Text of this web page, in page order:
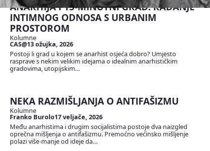
ANARHIJA I 15-MINUTNI GRAD: RAĐANJE
INTIMNOG ODNOSA S URBANIM
PROSTOROM
Kolumne
CAS@13 ožujka, 2026
Postoji li grad u kojem se anarhist osjeća dobro? Umjesto
rasprave s nekim velikim idejama o idealnim anarhističkim
gradovima, utopijskim…
NEKA RAZMIŠLJANJA O ANTIFAŠIZMU
Kolumne
Franko Burolo17 veljače, 2026
Među anarhistima i drugim socijalistima postoje dva naizgled
oprečna mišljenja o antifašizmu. Premoćno većinsko mišljenje
polazi više-manje od ideje da…